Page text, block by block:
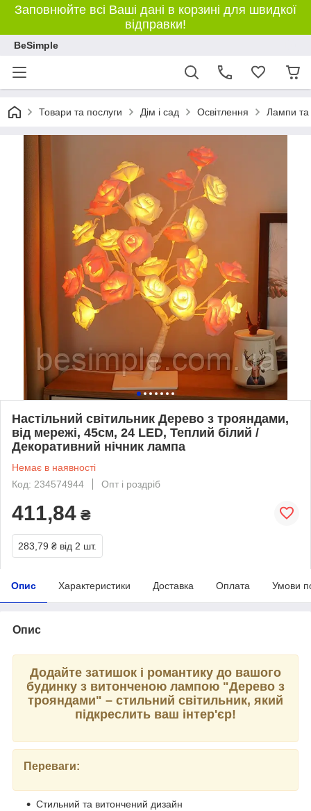
Заповнюйте всі Ваші дані в корзині для швидкої
відправки!
BeSimple
Товари та послуги Дім і сад Освітлення Лампи та
Настільний світильник Дерево з трояндами,
від мережі, 45см, 24 LED, Теплий білий /
Декоративний нічник лампа
Немає в наявності
Код: 234574944
Опт і роздріб
411,84 ₴
283,79 ₴ від 2 шт.
Опис Характеристики Доставка Оплата Умови
Опис
Додайте затишок і романтику до вашого
будинку з витонченою лампою "Дерево з
трояндами" – стильний світильник, який
підкреслить ваш інтер'єр!
Переваги:
Стильний та витончений дизайн